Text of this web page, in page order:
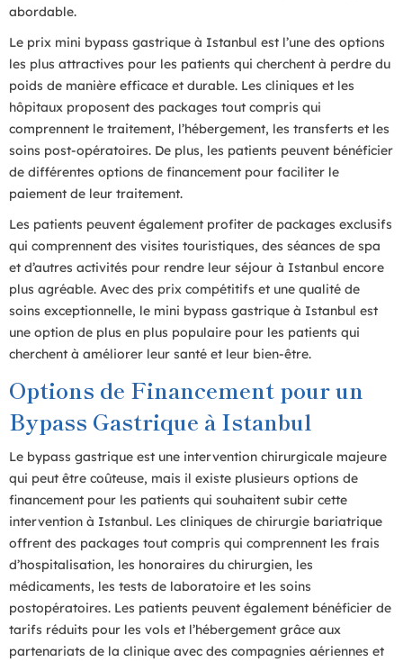
abordable.
Le prix mini bypass gastrique à Istanbul est l’une des options
les plus attractives pour les patients qui cherchent à perdre du
poids de manière efficace et durable. Les cliniques et les
hôpitaux proposent des packages tout compris qui
comprennent le traitement, l’hébergement, les transferts et les
soins post-opératoires. De plus, les patients peuvent bénéficier
de différentes options de financement pour faciliter le
paiement de leur traitement.
Les patients peuvent également profiter de packages exclusifs
qui comprennent des visites touristiques, des séances de spa
et d’autres activités pour rendre leur séjour à Istanbul encore
plus agréable. Avec des prix compétitifs et une qualité de
soins exceptionnelle, le mini bypass gastrique à Istanbul est
une option de plus en plus populaire pour les patients qui
cherchent à améliorer leur santé et leur bien-être.
Options de Financement pour un
Bypass Gastrique à Istanbul
Le bypass gastrique est une intervention chirurgicale majeure
qui peut être coûteuse, mais il existe plusieurs options de
financement pour les patients qui souhaitent subir cette
intervention à Istanbul. Les cliniques de chirurgie bariatrique
offrent des packages tout compris qui comprennent les frais
d’hospitalisation, les honoraires du chirurgien, les
médicaments, les tests de laboratoire et les soins
postopératoires. Les patients peuvent également bénéficier de
tarifs réduits pour les vols et l’hébergement grâce aux
partenariats de la clinique avec des compagnies aériennes et